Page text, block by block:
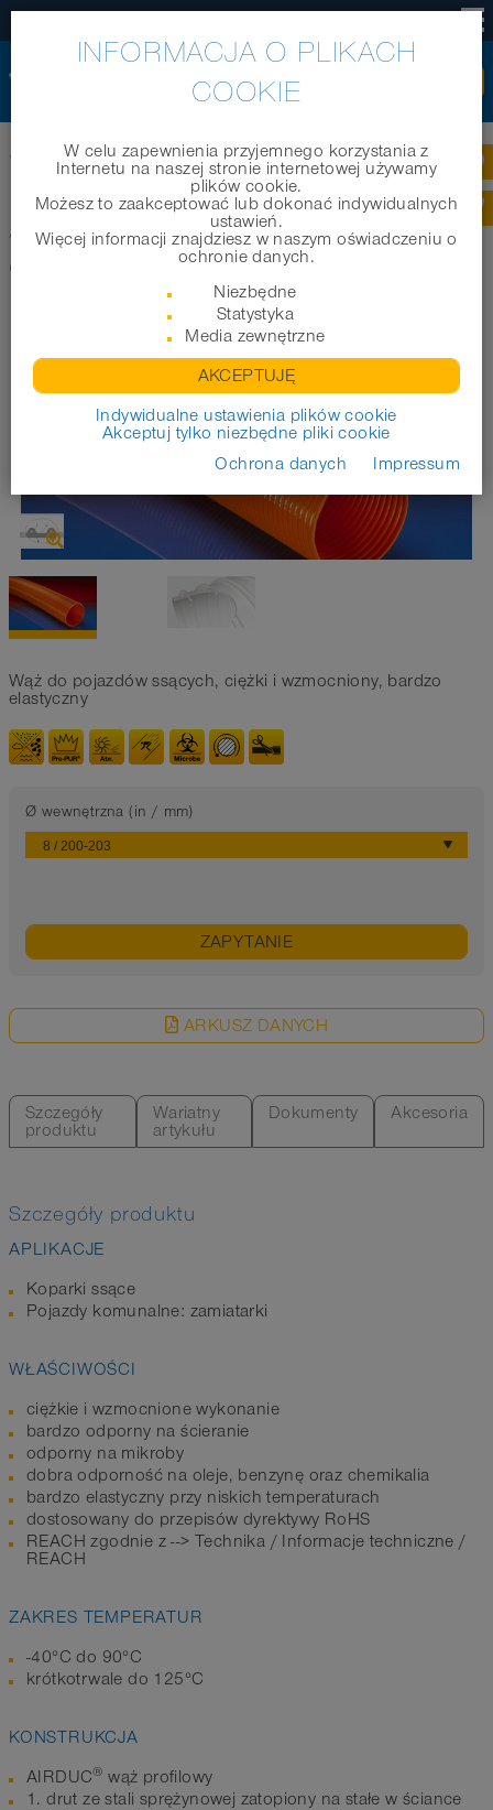
Home | Produkty | Węże techniczne |
AIRDUC PUR 355 VAC-TRUCK ORANGE
AIRDUC PUR 355 VAC-TRUCK
ORANGE
Wąż do pojazdów ssących, ciężki i wzmocniony, bardzo
elastyczny
Ø wewnętrzna (in / mm)
ZAPYTANIE
ARKUSZ DANYCH
Szczegóły
produktu
Wariatny
artykułu
Dokumenty Akcesoria
Szczegóły produktu
APLIKACJE
Koparki ssące
Pojazdy komunalne: zamiatarki
WŁAŚCIWOŚCI
ciężkie i wzmocnione wykonanie
bardzo odporny na ścieranie
odporny na mikroby
dobra odporność na oleje, benzynę oraz chemikalia
bardzo elastyczny przy niskich temperaturach
dostosowany do przepisów dyrektywy RoHS
REACH zgodnie z --> Technika / Informacje techniczne /
REACH
ZAKRES TEMPERATUR
-40°C do 90°C
krótkotrwale do 125°C
KONSTRUKCJA
AIRDUC® wąż profilowy
1. drut ze stali sprężynowej zatopiony na stałe w ściance
INFORMACJA O PLIKACH
COOKIE
W celu zapewnienia przyjemnego korzystania z
Internetu na naszej stronie internetowej używamy
plików cookie.
Możesz to zaakceptować lub dokonać indywidualnych
ustawień.
Więcej informacji znajdziesz w naszym oświadczeniu o
ochronie danych.
Niezbędne
Statystyka
Media zewnętrzne
AKCEPTUJĘ
Indywidualne ustawienia plików cookie
Akceptuj tylko niezbędne pliki cookie
Ochrona danych
Impressum